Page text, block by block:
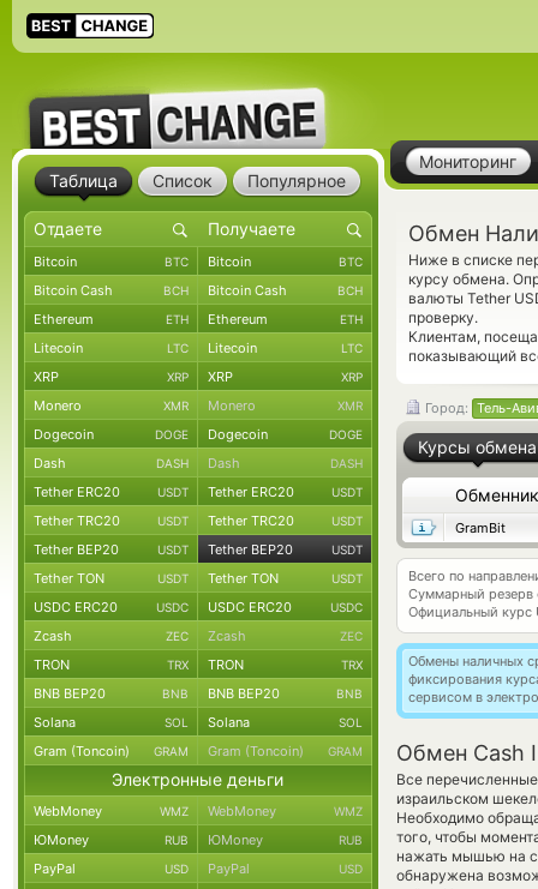
Мониторинг
Обмен
Ниже в списке
курсу обмена.
валюты Tether
проверку.
Клиентам,
показывающий
Город: Тель-
Курсы обмена
Обменник
GramBit
Всего по
Суммарный резерв
Официальный курс
Обмены наличных
фиксирования
сервисом в
Обмен Cash
Все
израильском
Необходимо
того, чтобы
нажать мышью на
обнаружена
Таблица Список Популярное
Bitcoin BTC Bitcoin BTC
Bitcoin Cash BCH Bitcoin Cash BCH
Ethereum ETH Ethereum ETH
Litecoin LTC Litecoin LTC
XRP XRP XRP XRP
Monero XMR Monero XMR
Dogecoin DOGE Dogecoin DOGE
Dash DASH Dash DASH
Tether ERC20 USDT Tether ERC20 USDT
Tether TRC20 USDT Tether TRC20 USDT
Tether BEP20 USDT Tether BEP20 USDT
Tether TON USDT Tether TON USDT
USDC ERC20 USDC USDC ERC20 USDC
Zcash ZEC Zcash ZEC
TRON TRX TRON TRX
BNB BEP20 BNB BNB BEP20 BNB
Solana SOL Solana SOL
Gram (Toncoin) GRAM Gram (Toncoin) GRAM
Электронные деньги
WebMoney WMZ WebMoney WMZ
ЮMoney RUB ЮMoney RUB
PayPal USD PayPal USD